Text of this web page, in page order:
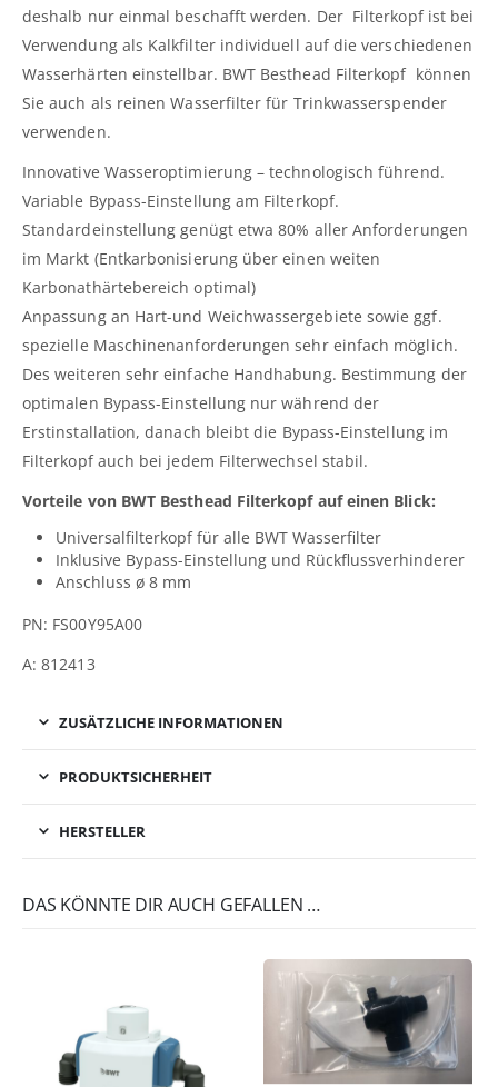
deshalb nur einmal beschafft werden. Der Filterkopf ist bei
Verwendung als Kalkfilter individuell auf die verschiedenen
Wasserhärten einstellbar. BWT Besthead Filterkopf können
Sie auch als reinen Wasserfilter für Trinkwasserspender
verwenden.
Innovative Wasseroptimierung – technologisch führend.
Variable Bypass-Einstellung am Filterkopf.
Standardeinstellung genügt etwa 80% aller Anforderungen
im Markt (Entkarbonisierung über einen weiten
Karbonathärtebereich optimal)
Anpassung an Hart-und Weichwassergebiete sowie ggf.
spezielle Maschinenanforderungen sehr einfach möglich.
Des weiteren sehr einfache Handhabung. Bestimmung der
optimalen Bypass-Einstellung nur während der
Erstinstallation, danach bleibt die Bypass-Einstellung im
Filterkopf auch bei jedem Filterwechsel stabil.
Vorteile von BWT Besthead Filterkopf auf einen Blick:
Universalfilterkopf für alle BWT Wasserfilter
Inklusive Bypass-Einstellung und Rückflussverhinderer
Anschluss ø 8 mm
PN: FS00Y95A00
A: 812413
ZUSÄTZLICHE INFORMATIONEN
PRODUKTSICHERHEIT
HERSTELLER
DAS KÖNNTE DIR AUCH GEFALLEN …